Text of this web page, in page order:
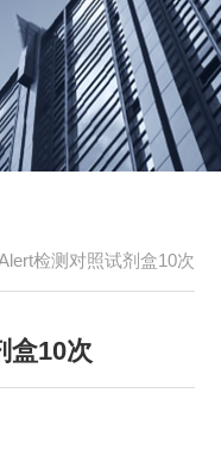
检测对照试剂盒10次
盒10次